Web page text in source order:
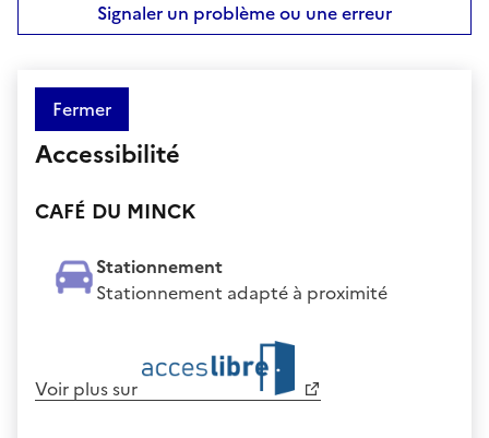
Signaler un problème ou une erreur
Fermer
Accessibilité
CAFÉ DU MINCK
Stationnement
Stationnement adapté à proximité
Voir plus sur